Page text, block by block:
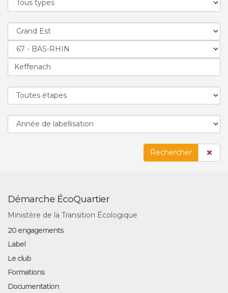
Rechercher
Démarche ÉcoQuartier
Ministère de la Transition Écologique
20 engagements
Label
Le club
Formations
Documentation